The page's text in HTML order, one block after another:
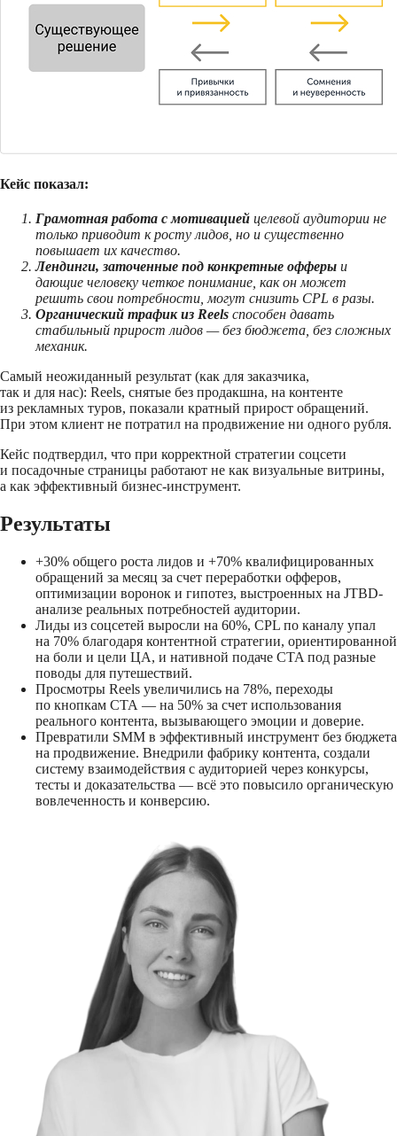
Кейс показал:
Грамотная работа с мотивацией целевой аудитории не
только приводит к росту лидов, но и существенно
повышает их качество.
Лендинги, заточенные под конкретные офферы и
дающие человеку четкое понимание, как он может
решить свои потребности, могут снизить CPL в разы.
Органический трафик из Reels способен давать
стабильный прирост лидов — без бюджета, без сложных
механик.
Самый неожиданный результат (как для заказчика,
так и для нас): Reels, снятые без продакшна, на контенте
из рекламных туров, показали кратный прирост обращений.
При этом клиент не потратил на продвижение ни одного рубля.
Кейс подтвердил, что при корректной стратегии соцсети
и посадочные страницы работают не как визуальные витрины,
а как эффективный бизнес-инструмент.
Результаты
+30% общего роста лидов и +70% квалифицированных
обращений за месяц за счет переработки офферов,
оптимизации воронок и гипотез, выстроенных на JTBD-
анализе реальных потребностей аудитории.
Лиды из соцсетей выросли на 60%, CPL по каналу упал
на 70% благодаря контентной стратегии, ориентированной
на боли и цели ЦА, и нативной подаче CTA под разные
поводы для путешествий.
Просмотры Reels увеличились на 78%, переходы
по кнопкам CTA — на 50% за счет использования
реального контента, вызывающего эмоции и доверие.
Превратили SMM в эффективный инструмент без бюджета
на продвижение. Внедрили фабрику контента, создали
систему взаимодействия с аудиторией через конкурсы,
тесты и доказательства — всё это повысило органическую
вовлеченность и конверсию.